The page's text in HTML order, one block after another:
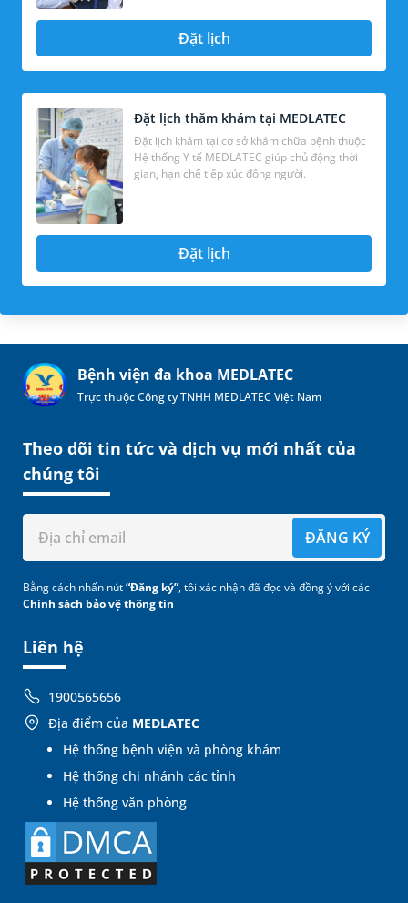
Đặt lịch
Đặt lịch thăm khám tại MEDLATEC
Đặt lịch khám tại cơ sở khám chữa bệnh thuộc
Hệ thống Y tế MEDLATEC giúp chủ động thời
gian, hạn chế tiếp xúc đông người.
Đặt lịch
Bệnh viện đa khoa MEDLATEC
Trực thuộc Công ty TNHH MEDLATEC Việt Nam
Liên hệ
1900565656
Địa điểm của MEDLATEC
Hệ thống bệnh viện và phòng khám
Hệ thống chi nhánh các tỉnh
Hệ thống văn phòng
Theo dõi tin tức và dịch vụ mới nhất của
chúng tôi
ĐĂNG KÝ
Bằng cách nhấn nút“Đăng ký”, tôi xác nhận đã đọc và đồng ý với các
Chính sách bảo vệ thông tin